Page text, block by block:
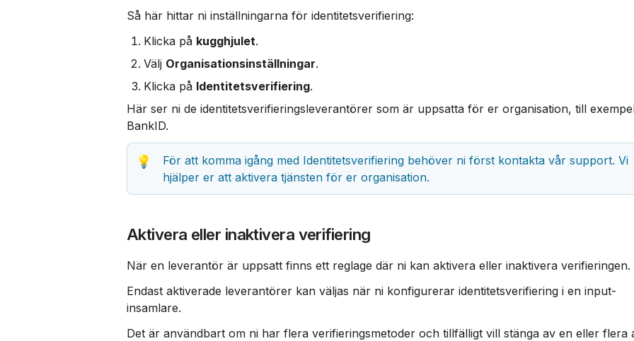
Så här hittar ni inställningarna för identitetsverifiering:
Klicka på kugghjulet.
Välj Organisationsinställningar.
Klicka på Identitetsverifiering.
Här ser ni de identitetsverifieringsleverantörer som är uppsatta för er organisation, till
BankID.
💡
För att komma igång med Identitetsverifiering behöver ni först kontakta vår support. Vi
hjälper er att aktivera tjänsten för er organisation.
Aktivera eller inaktivera verifiering
När en leverantör är uppsatt finns ett reglage där ni kan aktivera eller inaktivera verifieringen.
Endast aktiverade leverantörer kan väljas när ni konfigurerar identitetsverifiering i en input-
insamlare.
Det är användbart om ni har flera verifieringsmetoder och tillfälligt vill stänga av en eller flera